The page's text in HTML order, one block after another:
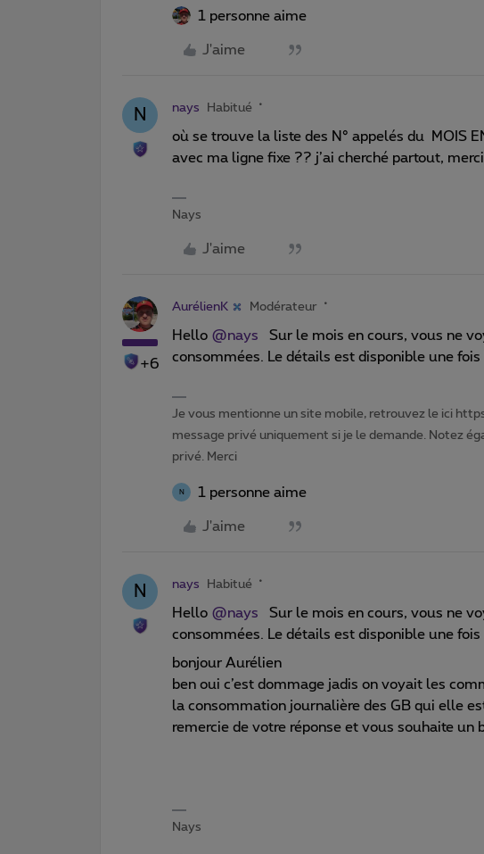
1 personne aime
J'aime
N nays Habitué
où se trouve la liste des N° appelés du MOIS
avec ma ligne fixe ?? j’ai cherché partout,
Nays
J'aime
+6
AurélienK Modérateur
Hello @nays Sur le mois en cours, vous ne
consommées. Le détails est disponible une fois
Je vous mentionne un site mobile, retrouvez le ici
message privé uniquement si je le demande. Notez
privé. Merci
N 1 personne aime
J'aime
N nays Habitué
Hello @nays Sur le mois en cours, vous ne
consommées. Le détails est disponible une fois
bonjour Aurélien
ben oui c’est dommage jadis on voyait les
la consommation journalière des GB qui elle
remercie de votre réponse et vous souhaite
Nays